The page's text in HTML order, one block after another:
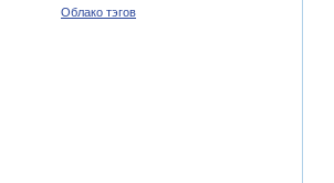
Облако тэгов